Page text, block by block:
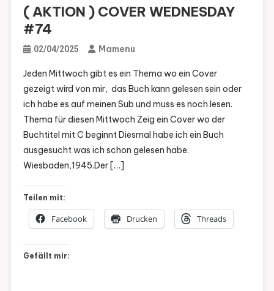
( AKTION ) COVER WEDNESDAY
#74
02/04/2025 Mamenu
Jeden Mittwoch gibt es ein Thema wo ein Cover
gezeigt wird von mir, das Buch kann gelesen sein oder
ich habe es auf meinen Sub und muss es noch lesen.
Thema für diesen Mittwoch Zeig ein Cover wo der
Buchtitel mit C beginnt Diesmal habe ich ein Buch
ausgesucht was ich schon gelesen habe.
Wiesbaden,1945.Der […]
Teilen mit:
Facebook Drucken Threads
Gefällt mir: